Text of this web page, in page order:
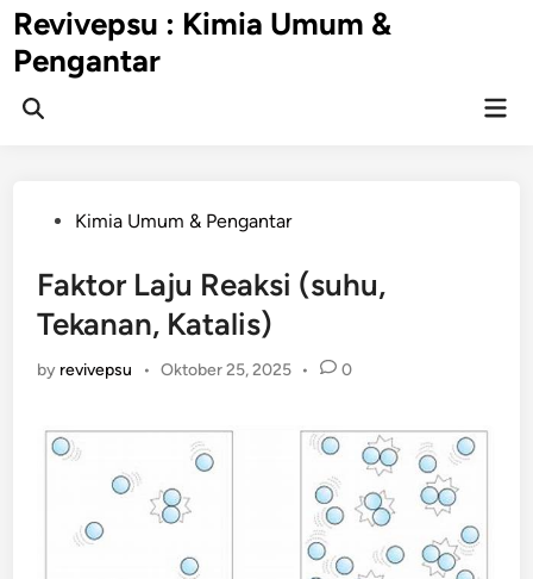
Skip
to
content
Revivepsu : Kimia Umum &
Pengantar
Open
PostedKimia Umum & Pengantar
Faktor Laju Reaksi (suhu,
Tekanan, Katalis)
by revivepsu • Oktober 25, 2025 • 0